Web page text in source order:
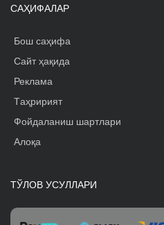
САҲИФАЛАР
Бош саҳифа
Сайт ҳақида
Реклама
Tаҳририят
Фойдаланиш шартлари
Алоқа
ТЎЛОВ УСУЛЛАРИ